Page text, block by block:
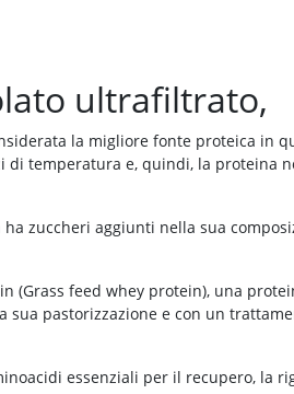
ultrafiltrato,
la migliore fonte proteica in
di temperatura e, quindi, la proteina
zuccheri aggiunti nella sua
(Grass feed whey protein), una
sua pastorizzazione e con un
essenziali per il recupero, la